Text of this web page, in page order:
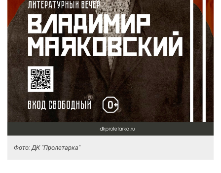
Фото: ДК "Пролетарка"